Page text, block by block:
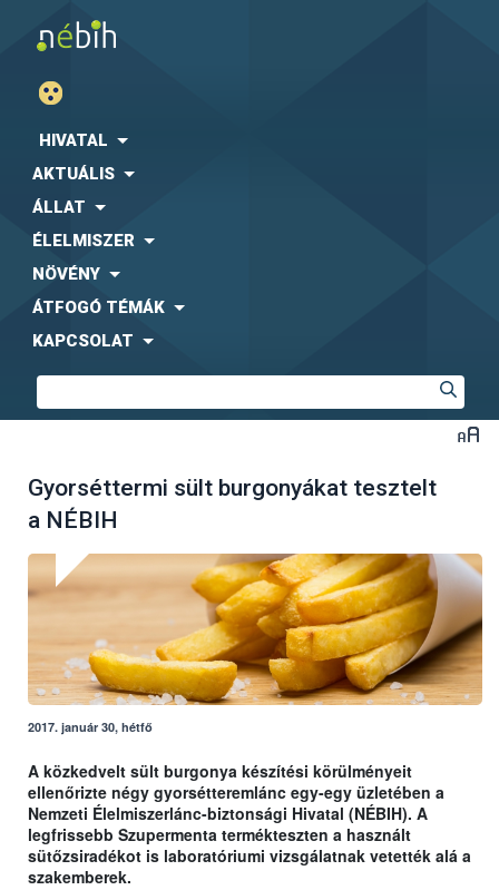
HIVATAL
AKTUÁLIS
ÁLLAT
ÉLELMISZER
NÖVÉNY
ÁTFOGÓ TÉMÁK
KAPCSOLAT
Gyorséttermi sült burgonyákat tesztelt
a NÉBIH
2017. január 30, hétfő
A közkedvelt sült burgonya készítési körülményeit
ellenőrizte négy gyorsétteremlánc egy-egy üzletében a
Nemzeti Élelmiszerlánc-biztonsági Hivatal (NÉBIH). A
legfrissebb Szupermenta termékteszten a használt
sütőzsiradékot is laboratóriumi vizsgálatnak vetették alá a
szakemberek.